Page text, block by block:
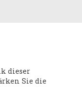
dieser
Sie die